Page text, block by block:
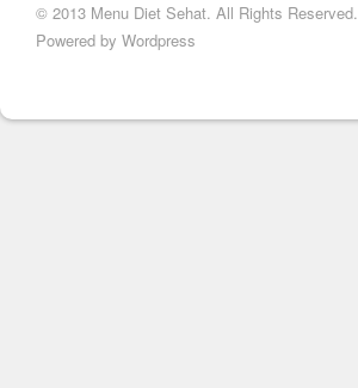
© 2013 Menu Diet Sehat. All Rights Reserved.
Powered by Wordpress